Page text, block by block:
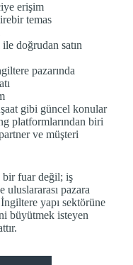
erişim
temas
doğrudan satın
pazarında
gibi güncel konular
platformlarından biri
ve müşteri
fuar değil; iş
uluslararası pazara
yapı sektörüne
büyütmek isteyen